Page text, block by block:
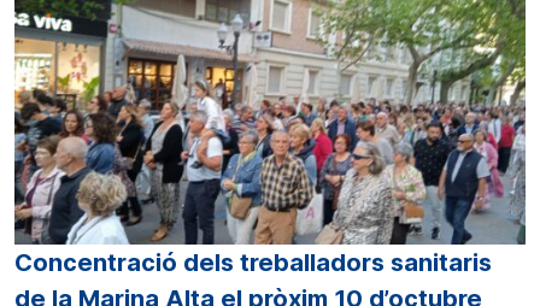
Concentració dels treballadors sanitaris
de la Marina Alta el pròxim 10 d’octubre